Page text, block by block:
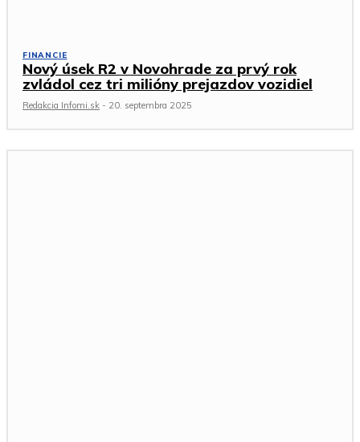
FINANCIE
Nový úsek R2 v Novohrade za prvý rok
zvládol cez tri milióny prejazdov vozidiel
Redakcia Infomi.sk - 20. septembra 2025